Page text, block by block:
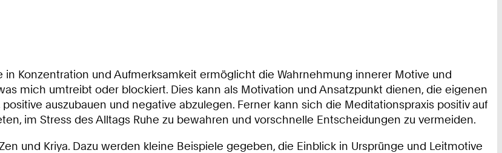
Konzentration und Aufmerksamkeit ermöglicht die Wahrnehmung innerer Motive und
mich umtreibt oder blockiert. Dies kann als Motivation und Ansatzpunkt dienen, die eigenen
auszubauen und negative abzulegen. Ferner kann sich die Meditationspraxis positiv auf
im Stress des Alltags Ruhe zu bewahren und vorschnelle Entscheidungen zu vermeiden.
und Kriya. Dazu werden kleine Beispiele gegeben, die Einblick in Ursprünge und Leitmotive